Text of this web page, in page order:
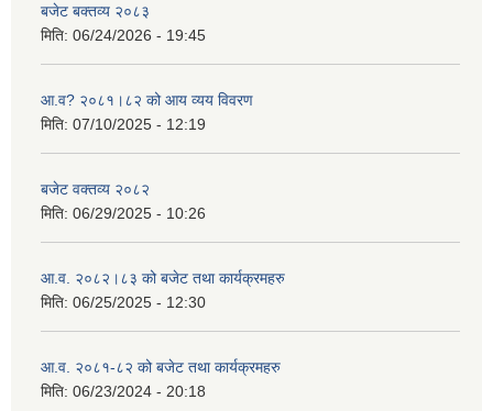
बजेट बक्तव्य २०८३
मिति: 06/24/2026 - 19:45
आ.व? २०८१।८२ को आय व्यय विवरण
मिति: 07/10/2025 - 12:19
बजेट वक्तव्य २०८२
मिति: 06/29/2025 - 10:26
आ.व. २०८२।८३ को बजेट तथा कार्यक्रमहरु
मिति: 06/25/2025 - 12:30
आ.व. २०८१-८२ को बजेट तथा कार्यक्रमहरु
मिति: 06/23/2024 - 20:18